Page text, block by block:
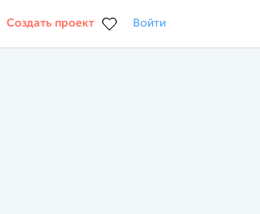
Создать проект Войти